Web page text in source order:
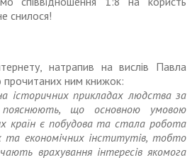
снилося!
натрапив на вислів Павла
прочитаних ним книжок:
прикладах людства за
що основною умовою
країн є побудова та стала робота
та економічних інститутів, тобто
врахування інтересів якомога